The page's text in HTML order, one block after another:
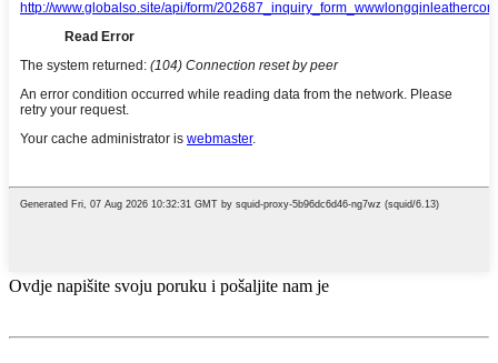
Ovdje napišite svoju poruku i pošaljite nam je